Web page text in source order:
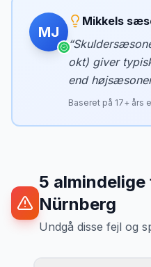
MJ
Mikkels
“
okt) giver
end
Baseret på 17+ års
5
Nürnberg
Undgå disse fejl og